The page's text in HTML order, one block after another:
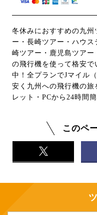
冬休みにおすすめの九
ー・長崎ツアー・ハウ
崎ツアー・鹿児島ツア
の飛行機を使って格安
中！全プランでJマイル
安く九州への飛行機の
レット・PCから24時間
このペ